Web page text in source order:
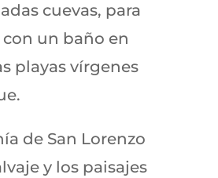
cuevas, para
un baño en
playas vírgenes
de San Lorenzo
y los paisajes